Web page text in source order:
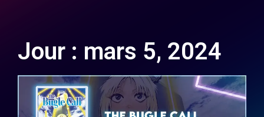
Jour : mars 5, 2024